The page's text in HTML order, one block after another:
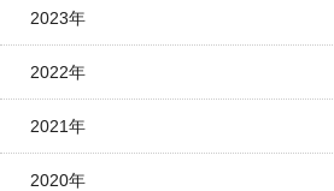
2023年
2022年
2021年
2020年